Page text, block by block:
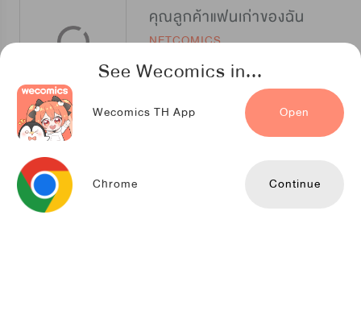
See Wecomics in...
Wecomics TH App Open
Chrome Continue
คุณลูกค้าแฟนเก่าของฉัน
NETCOMICS
ที่รักของนายคาสโนว่า